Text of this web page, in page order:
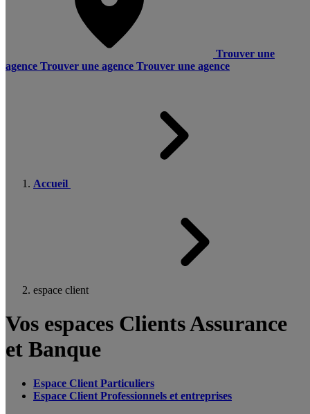
Trouver une
agence Trouver une agence Trouver une agence
Accueil
espace client
Vos espaces Clients Assurance
et Banque
Espace Client Particuliers
Espace Client Professionnels et entreprises